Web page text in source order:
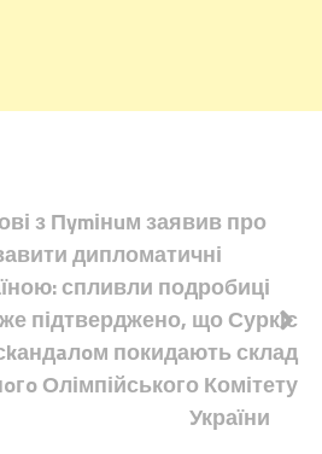
з Пymінuм заявив про
дипломатичні
спливли подробиці
підтверджено, що Суркіс
покидають склад
Олімпійського Комітету
України